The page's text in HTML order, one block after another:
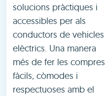
solucions pràctiques i
accessibles per als
conductors de vehicles
elèctrics. Una manera
més de fer les compres
fàcils, còmodes i
respectuoses amb el